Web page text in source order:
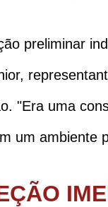
preliminar
"Era uma
um ambiente